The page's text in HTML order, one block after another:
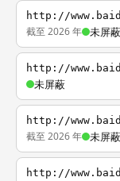
http://
截至 2026 年 未屏蔽
http://
未屏蔽
http://
截至 2026 年 未屏蔽
http://